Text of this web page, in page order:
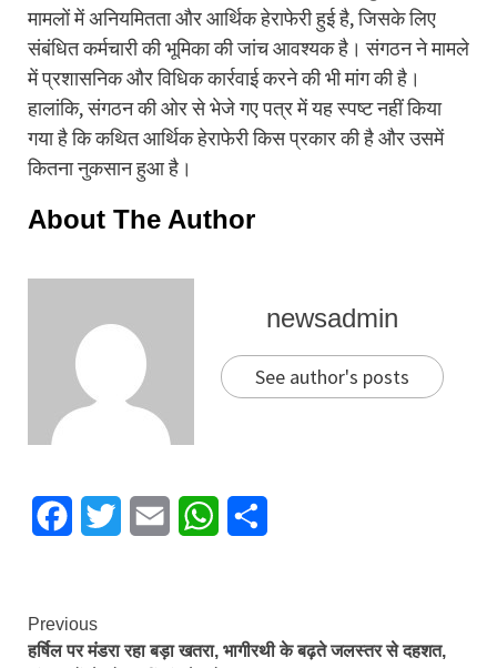
मामलों में अनियमितता और आर्थिक हेराफेरी हुई है, जिसके लिए
संबंधित कर्मचारी की भूमिका की जांच आवश्यक है। संगठन ने मामले
में प्रशासनिक और विधिक कार्रवाई करने की भी मांग की है।
हालांकि, संगठन की ओर से भेजे गए पत्र में यह स्पष्ट नहीं किया
गया है कि कथित आर्थिक हेराफेरी किस प्रकार की है और उसमें
कितना नुकसान हुआ है।
About The Author
newsadmin
See author's posts
FacebookTwitter Email WhatsApp
Continue
Previous
हर्षिल पर मंडरा रहा बड़ा खतरा, भागीरथी के बढ़ते जलस्तर से दहशत,